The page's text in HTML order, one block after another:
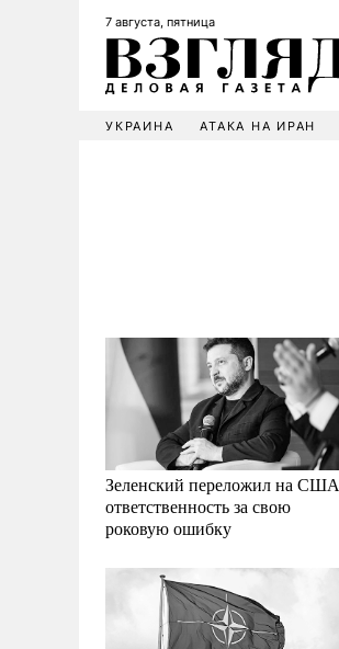
7 августа, пятница
УКРАИНА АТАКА НА ИРАН
Зеленский переложил на США
ответственность за свою
роковую ошибку